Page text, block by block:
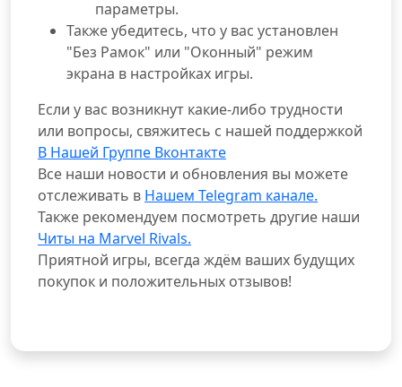
параметры.
Также убедитесь, что у вас установлен
"Без Рамок" или "Оконный" режим
экрана в настройках игры.
Если у вас возникнут какие-либо трудности
или вопросы, свяжитесь с нашей поддержкой
В Нашей Группе Вконтакте
Все наши новости и обновления вы можете
отслеживать в Нашем Telegram канале.
Также рекомендуем посмотреть другие наши
Читы на Marvel Rivals.
Приятной игры, всегда ждём ваших будущих
покупок и положительных отзывов!